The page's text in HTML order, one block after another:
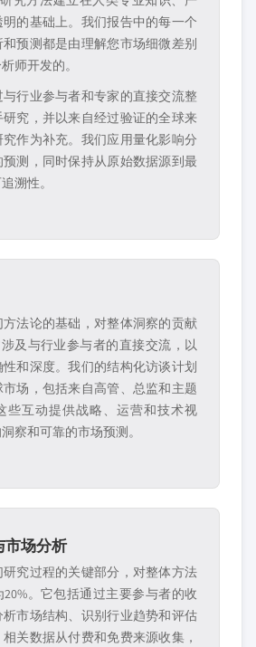
的基础上。我们报告中的每一个
预测都是由理解您市场细微差别
师开发的。
行业参与者和专家的直接交流整
究，并以来自经过验证的全球来
作为补充。我们应用量化影响分
测，同时保持从原始数据源到最
溯性。
法论的基础，对整体洞察的贡献
及与行业参与者的直接交流，以
和深度。我们的结构化访谈计划
场，包括来自高管、总监和主题
些互动提供战略、运营和技术视
察和可靠的市场预测。
市场分析
究过程的关键部分，对整体方法
。它包括通过主要参与者的收
析市场结构、识别行业趋势和评估
关数据从付费和免费来源收集，